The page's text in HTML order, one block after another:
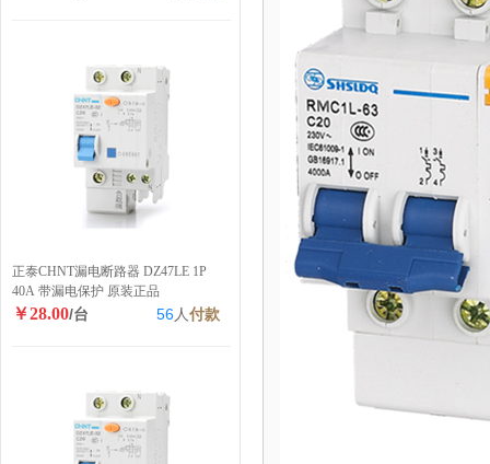
正泰CHNT漏电断路器 DZ47LE 1P
40A 带漏电保护 原装正品
￥28.00/台 56人付款